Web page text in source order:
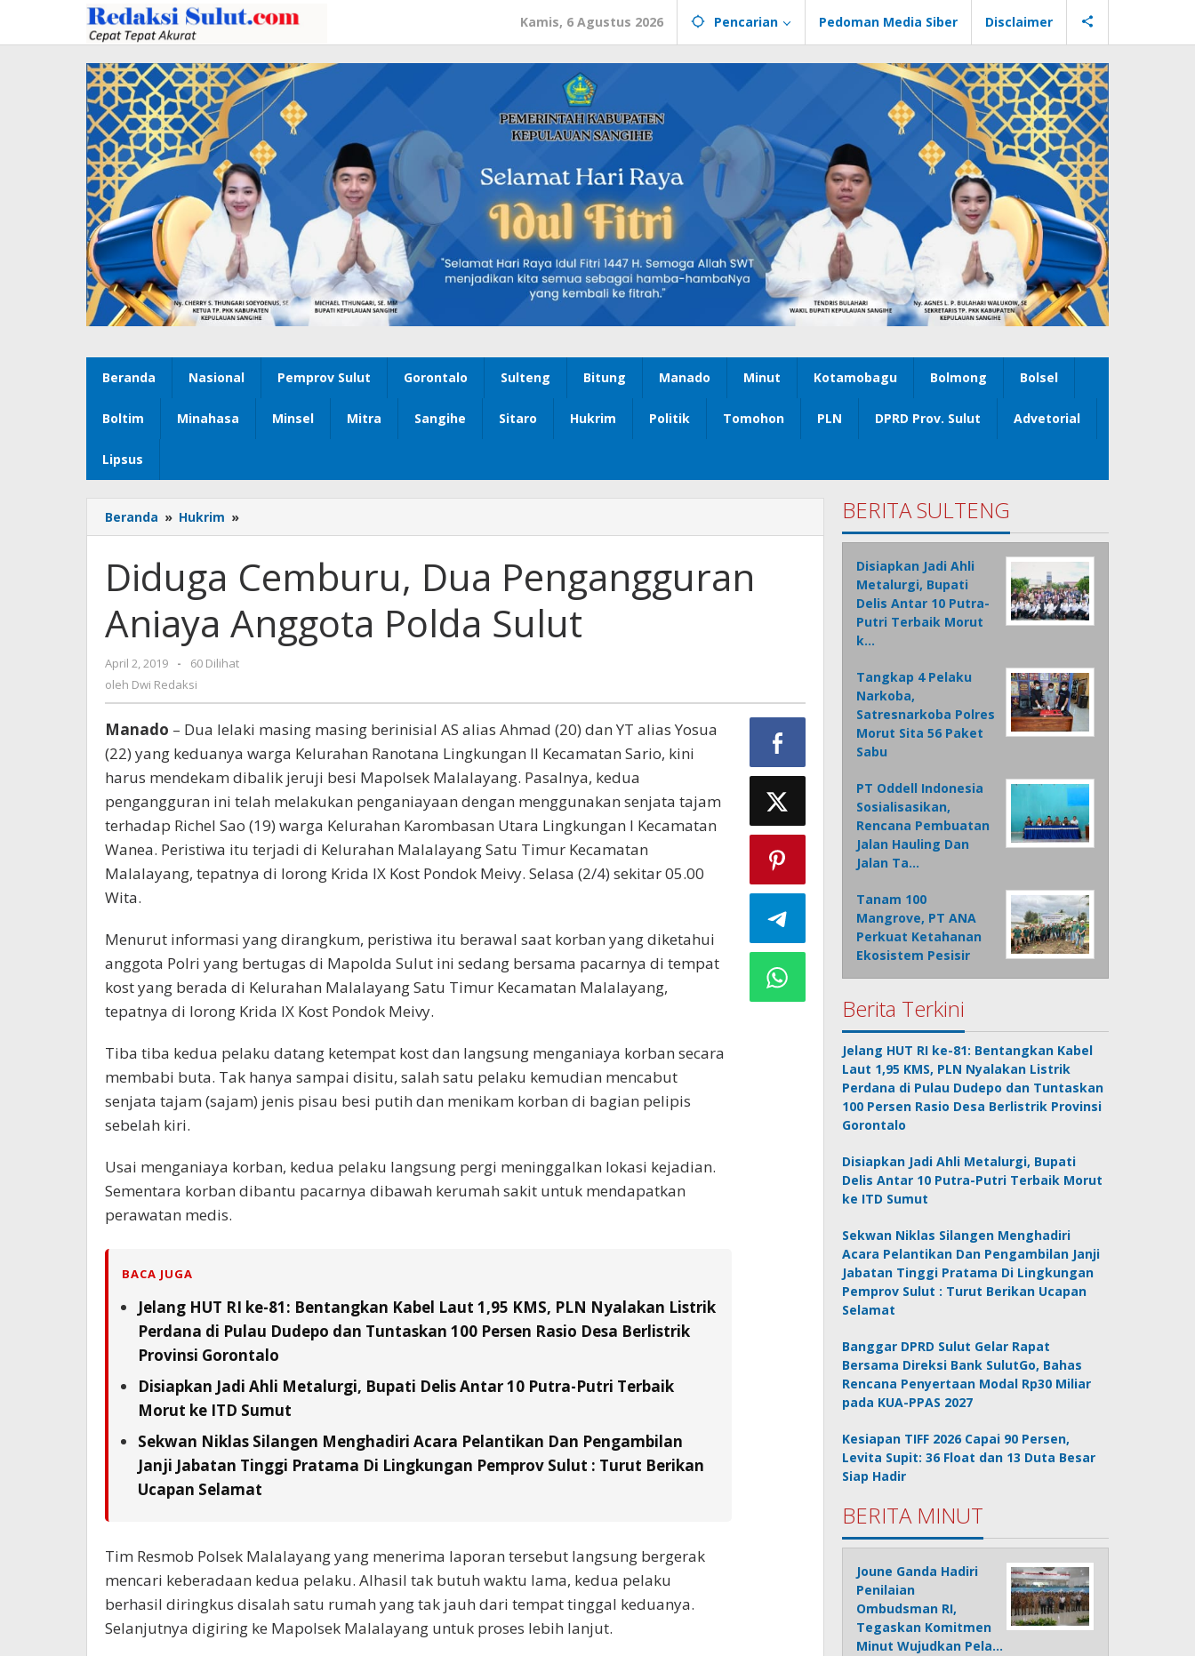
konten
Kamis, 6 Agustus 2026 Pencarian Pedoman Media Siber Disclaimer
Beranda Nasional Pemprov Sulut Gorontalo Sulteng Bitung Manado Minut Kotamobagu Bolmong Bolsel
Boltim Minahasa Minsel Mitra Sangihe Sitaro Hukrim Politik Tomohon PLN DPRD Prov. Sulut Advetorial
Lipsus
Beranda » Hukrim »
Cemburu,
Pengangguran
Aniaya
Anggota
Polda
Diduga Cemburu, Dua Pengangguran
Aniaya Anggota Polda Sulut
April 2, 2019
oleh
Dwi
-
60 Dilihat
oleh Dwi Redaksi
Manado – Dua lelaki masing masing berinisial AS alias Ahmad (20) dan YT alias Yosua
(22) yang keduanya warga Kelurahan Ranotana Lingkungan II Kecamatan Sario, kini
harus mendekam dibalik jeruji besi Mapolsek Malalayang. Pasalnya, kedua
pengangguran ini telah melakukan penganiayaan dengan menggunakan senjata tajam
terhadap Richel Sao (19) warga Kelurahan Karombasan Utara Lingkungan I Kecamatan
Wanea. Peristiwa itu terjadi di Kelurahan Malalayang Satu Timur Kecamatan
Malalayang, tepatnya di lorong Krida IX Kost Pondok Meivy. Selasa (2/4) sekitar 05.00
Wita.
Menurut informasi yang dirangkum, peristiwa itu berawal saat korban yang diketahui
anggota Polri yang bertugas di Mapolda Sulut ini sedang bersama pacarnya di tempat
kost yang berada di Kelurahan Malalayang Satu Timur Kecamatan Malalayang,
tepatnya di lorong Krida IX Kost Pondok Meivy.
Tiba tiba kedua pelaku datang ketempat kost dan langsung menganiaya korban secara
membabi buta. Tak hanya sampai disitu, salah satu pelaku kemudian mencabut
senjata tajam (sajam) jenis pisau besi putih dan menikam korban di bagian pelipis
sebelah kiri.
Usai menganiaya korban, kedua pelaku langsung pergi meninggalkan lokasi kejadian.
Sementara korban dibantu pacarnya dibawah kerumah sakit untuk mendapatkan
perawatan medis.
BACA JUGA
Jelang HUT RI ke-81: Bentangkan Kabel Laut 1,95 KMS, PLN Nyalakan Listrik
Perdana di Pulau Dudepo dan Tuntaskan 100 Persen Rasio Desa Berlistrik
Provinsi Gorontalo
Disiapkan Jadi Ahli Metalurgi, Bupati Delis Antar 10 Putra-Putri Terbaik
Morut ke ITD Sumut
Sekwan Niklas Silangen Menghadiri Acara Pelantikan Dan Pengambilan
Janji Jabatan Tinggi Pratama Di Lingkungan Pemprov Sulut : Turut Berikan
Ucapan Selamat
Tim Resmob Polsek Malalayang yang menerima laporan tersebut langsung bergerak
mencari keberadaan kedua pelaku. Alhasil tak butuh waktu lama, kedua pelaku
berhasil diringkus disalah satu rumah yang tak jauh dari tempat tinggal keduanya.
Selanjutnya digiring ke Mapolsek Malalayang untuk proses lebih lanjut.
BERITA SULTENG
Disiapkan Jadi Ahli
Metalurgi, Bupati
Delis Antar 10 Putra-
Putri Terbaik Morut
k…
Tangkap 4 Pelaku
Narkoba,
Satresnarkoba Polres
Morut Sita 56 Paket
Sabu
PT Oddell Indonesia
Sosialisasikan,
Rencana Pembuatan
Jalan Hauling Dan
Jalan Ta…
Tanam 100
Mangrove, PT ANA
Perkuat Ketahanan
Ekosistem Pesisir
Berita Terkini
Jelang HUT RI ke-81: Bentangkan Kabel
Laut 1,95 KMS, PLN Nyalakan Listrik
Perdana di Pulau Dudepo dan Tuntaskan
100 Persen Rasio Desa Berlistrik Provinsi
Gorontalo
Disiapkan Jadi Ahli Metalurgi, Bupati
Delis Antar 10 Putra-Putri Terbaik Morut
ke ITD Sumut
Sekwan Niklas Silangen Menghadiri
Acara Pelantikan Dan Pengambilan Janji
Jabatan Tinggi Pratama Di Lingkungan
Pemprov Sulut : Turut Berikan Ucapan
Selamat
Banggar DPRD Sulut Gelar Rapat
Bersama Direksi Bank SulutGo, Bahas
Rencana Penyertaan Modal Rp30 Miliar
pada KUA-PPAS 2027
Kesiapan TIFF 2026 Capai 90 Persen,
Levita Supit: 36 Float dan 13 Duta Besar
Siap Hadir
BERITA MINUT
Joune Ganda Hadiri
Penilaian
Ombudsman RI,
Tegaskan Komitmen
Minut Wujudkan Pela…